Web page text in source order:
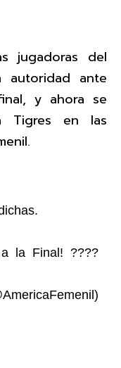
jugadoras del
autoridad ante
y ahora se
Tigres en las
la Final! ????